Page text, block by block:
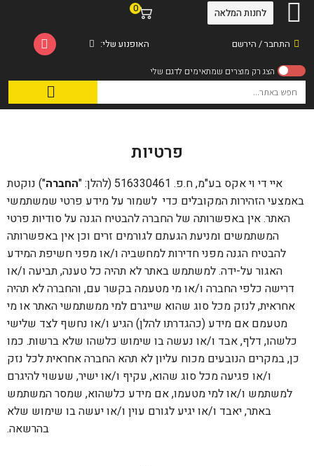
התחבר / הירשם
0
האופנוע שלי:
לחנות המלאה
פרטיות
איי די וי אקס בע"מ, ח.פ. 516330461 (להלן: " החברה") נוקטת
באמצעי הזהירות המקובלים כדי לשמור על מידע פרטי שמשתמשי
האתר. אין באפשרותה של החברה להבטיח הגנה על סודיות פרטי
המשתמשים ומניעת הגעתם לגורמים זרים וכן אין באפשרותה
להבטיח הגנה מפני חדירות למחשביה ו/או מפני חשיפת המידע
האגור על-ידה. למשתמש באתר לא תהיה כל טענה, תביעה ו/או
דרישה כלפי החברה ו/או מי מטעמה בקשר עם, והחברה לא תהיה
אחראית, לנזק מכל סוג שהוא שייגרם למי ממשתמשי האתר או מי
מטעמם אם מידע (כהגדרתו להלן) הגיע ו/או נחשף לצד שלישי
כלשהו, דלף, אבד ו/או נעשה בו שימוש כלשהו שלא ברשות. כמו
כן, במקרים הנובעים מכוח עליון לא תהא החברה אחראית לכל נזק
ו/או פגיעה מכל סוג שהוא, עקיף ו/או ישיר, שעשוי להיגרם
למשתמש ו/או למי מטעמו, אם מידע כלשהוא, שמסר המשתמש
באתר, יאבד ו/או יגיע לגורם עוין ו/או יעשה בו שימוש שלא
בהרשאה.